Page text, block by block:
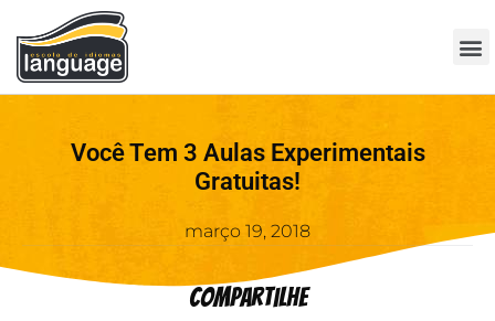
Você Tem 3 Aulas Experimentais
Gratuitas!
março 19, 2018
Compartilhe